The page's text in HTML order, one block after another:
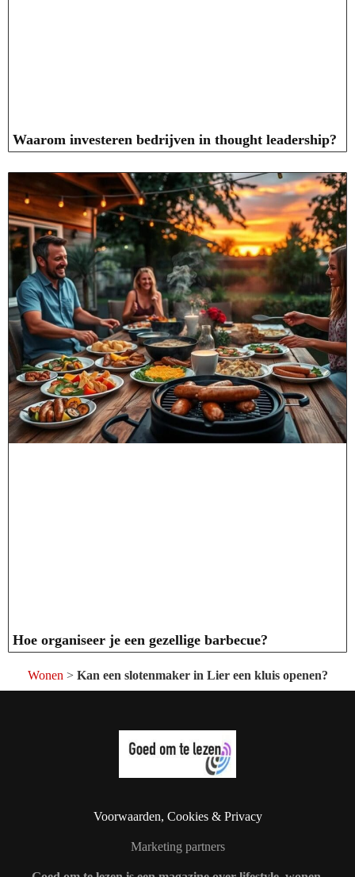
Waarom investeren bedrijven in thought leadership?
Hoe organiseer je een gezellige barbecue?
Wonen > Kan een slotenmaker in Lier een kluis openen?
Voorwaarden, Cookies & Privacy
Marketing partners